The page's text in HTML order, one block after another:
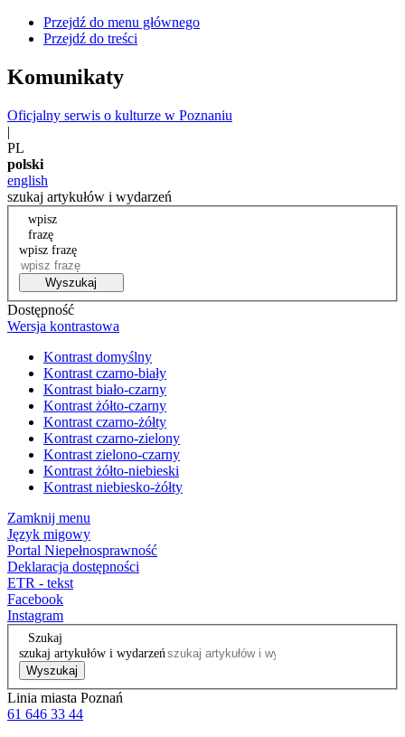
Przejdź do menu głównego
Przejdź do treści
Komunikaty
Oficjalny serwis o kulturze w Poznaniu
|
PL
polski
english
szukaj artykułów i wydarzeń
wpisz
frazę
wpisz frazę
Wyszukaj
Dostępność
Wersja kontrastowa
Kontrast domyślny
Kontrast czarno-biały
Kontrast biało-czarny
Kontrast żółto-czarny
Kontrast czarno-żółty
Kontrast czarno-zielony
Kontrast zielono-czarny
Kontrast żółto-niebieski
Kontrast niebiesko-żółty
Zamknij menu
Język migowy
Portal Niepełnosprawność
Deklaracja dostępności
ETR - tekst
Facebook
Instagram
Szukaj
szukaj artykułów i wydarzeń
Wyszukaj
Linia miasta Poznań
61 646 33 44